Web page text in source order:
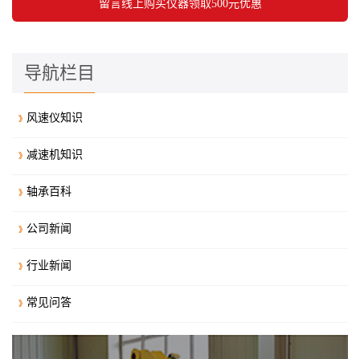
导航栏目
风速仪知识
减速机知识
轴承百科
公司新闻
行业新闻
常见问答